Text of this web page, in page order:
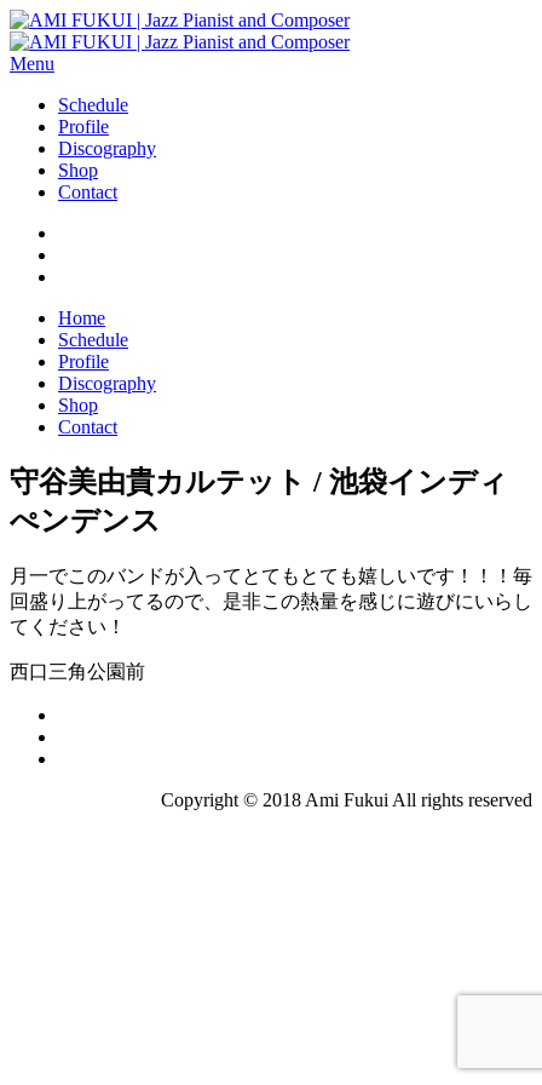
Menu
Schedule
Profile
Discography
Shop
Contact
Home
Schedule
Profile
Discography
Shop
Contact
守谷美由貴カルテット / 池袋インディ
ぺンデンス
月一でこのバンドが入ってとてもとても嬉しいです！！！毎
回盛り上がってるので、是非この熱量を感じに遊びにいらし
てください！
西口三角公園前
Copyright © 2018 Ami Fukui All rights reserved